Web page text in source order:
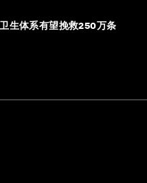
生体系有望挽救250万条